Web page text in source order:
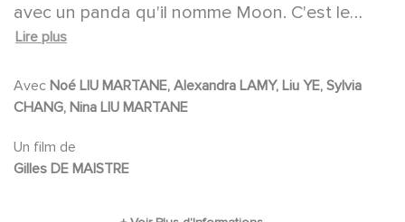
avec un panda qu'il nomme Moon. C'est le
début d'une incroyable aventure qui va
famille.
Lire plus
Avec
CHANG, Nina LIU MARTANE
Un film de
Gilles DE MAISTRE